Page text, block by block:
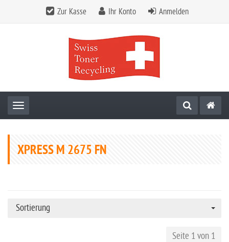
Zur Kasse Ihr Konto Anmelden
Toggle navigation
XPRESS M 2675 FN
Sortierung
Seite 1 von 1